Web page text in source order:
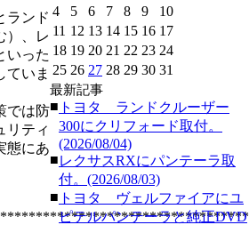
ランド
）、レ
いった
ていま
では防
リティ
態にあ
4
5 6 7 8 9
10
11 12 13 14 15 16 17
18 19 20 21 22 23 24
25 26 27 28 29 30 31
最新記事
■ トヨタ ランドクルーザー
300にクリフォード取付。
(2026/08/04)
■レクサスRXにパンテーラ取
付。(2026/08/03)
■ トヨタ ヴェルファイアにユ
ピテルパンテーラと純正DVD